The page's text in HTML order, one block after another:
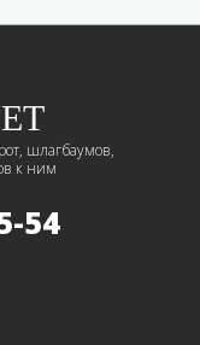
шлагбаумов,
к ним
54